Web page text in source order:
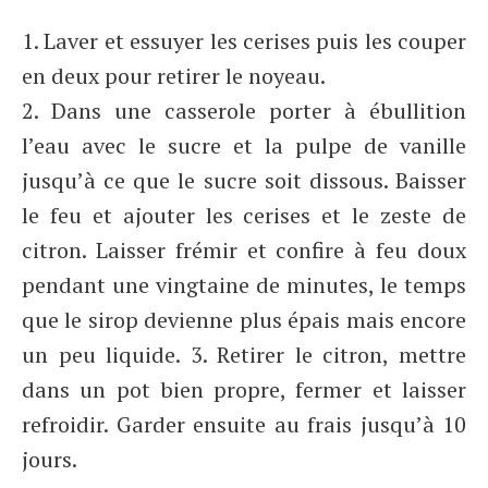
1. Laver et essuyer les cerises puis les couper
en deux pour retirer le noyeau.
2. Dans une casserole porter à ébullition
l’eau avec le sucre et la pulpe de vanille
jusqu’à ce que le sucre soit dissous. Baisser
le feu et ajouter les cerises et le zeste de
citron. Laisser frémir et confire à feu doux
pendant une vingtaine de minutes, le temps
que le sirop devienne plus épais mais encore
un peu liquide. 3. Retirer le citron, mettre
dans un pot bien propre, fermer et laisser
refroidir. Garder ensuite au frais jusqu’à 10
jours.